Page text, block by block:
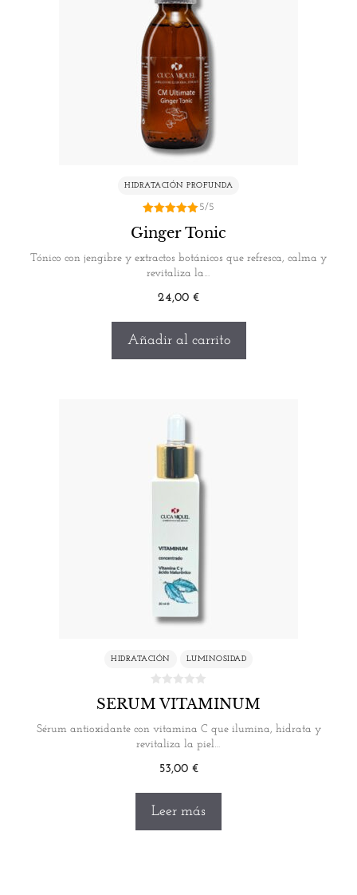
HIDRATACIÓN PROFUNDA
de 5
5/5
Ginger Tonic
Tónico con jengibre y extractos botánicos que refresca, calma y
revitaliza la…
24,00 €
Añadir al carrito
HIDRATACIÓN LUMINOSIDAD
SERUM VITAMINUM
Sérum antioxidante con vitamina C que ilumina, hidrata y
revitaliza la piel…
53,00 €
Leer más